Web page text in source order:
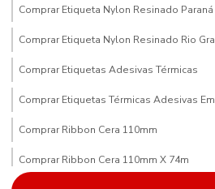
Comprar Etiqueta Nylon Resinado Paraná
Comprar Etiqueta Nylon Resinado Rio
Comprar Etiquetas Adesivas Térmicas
Comprar Etiquetas Térmicas Adesivas
Comprar Ribbon Cera 110mm
Comprar Ribbon Cera 110mm X 74m